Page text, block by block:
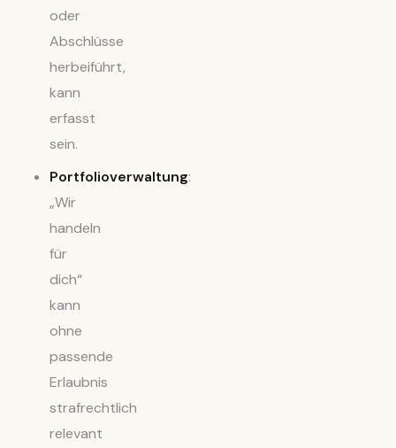
oder
Abschlüsse
herbeiführt,
kann
erfasst
sein.
Portfolioverwaltung:
„Wir
handeln
für
dich“
kann
ohne
passende
Erlaubnis
strafrechtlich
relevant